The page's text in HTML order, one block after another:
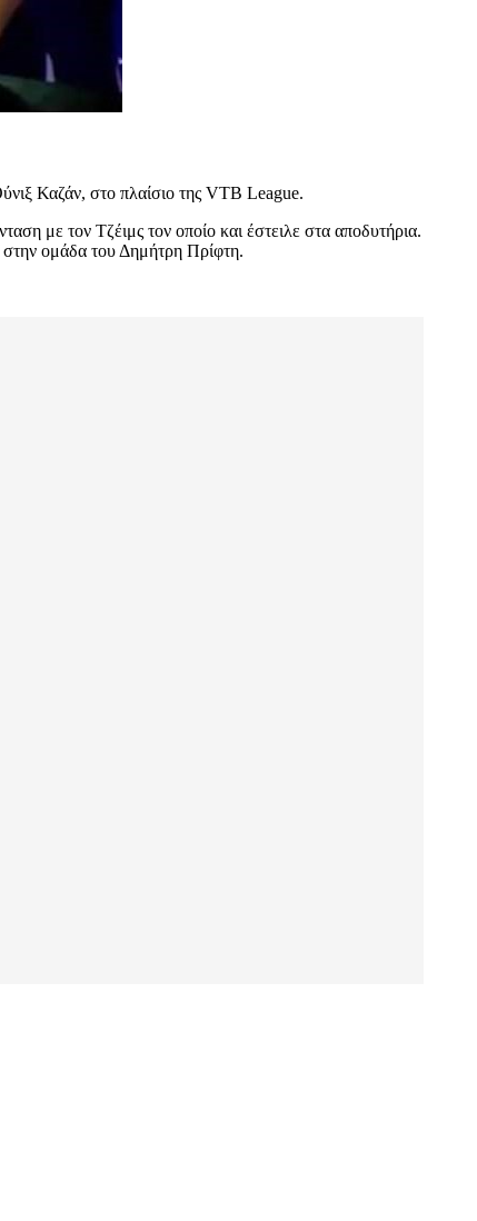
Καζάν, στο πλαίσιο της VTB League.
με τον Τζέιμς τον οποίο και έστειλε στα αποδυτήρια.
στην ομάδα του Δημήτρη Πρίφτη.